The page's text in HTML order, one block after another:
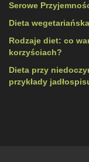
Serowe
Dieta
Rodzaje diet: co
korzyściach?
Dieta przy
przykłady